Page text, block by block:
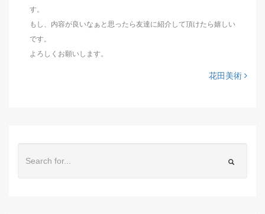
す。
もし、内容が良いなぁと思ったら友達に紹介して頂けたら嬉しい
です。
よろしくお願いします。
花田美術